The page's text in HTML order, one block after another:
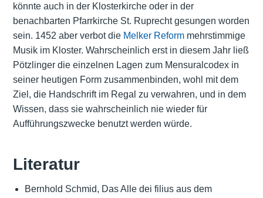
könnte auch in der Klosterkirche oder in der
benachbarten Pfarrkirche St. Ruprecht gesungen worden
sein. 1452 aber verbot die Melker Reformmehrstimmige
Musik im Kloster. Wahrscheinlich erst in diesem Jahr ließ
Pötzlinger die einzelnen Lagen zum Mensuralcodex in
seiner heutigen Form zusammenbinden, wohl mit dem
Ziel, die Handschrift im Regal zu verwahren, und in dem
Wissen, dass sie wahrscheinlich nie wieder für
Aufführungszwecke benutzt werden würde.
Literatur
Bernhold Schmid, Das Alle dei filius aus dem